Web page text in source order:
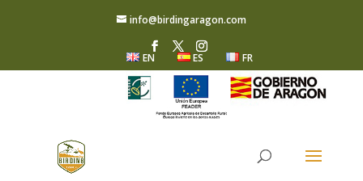
info@birdingaragon.com
EN ES FR